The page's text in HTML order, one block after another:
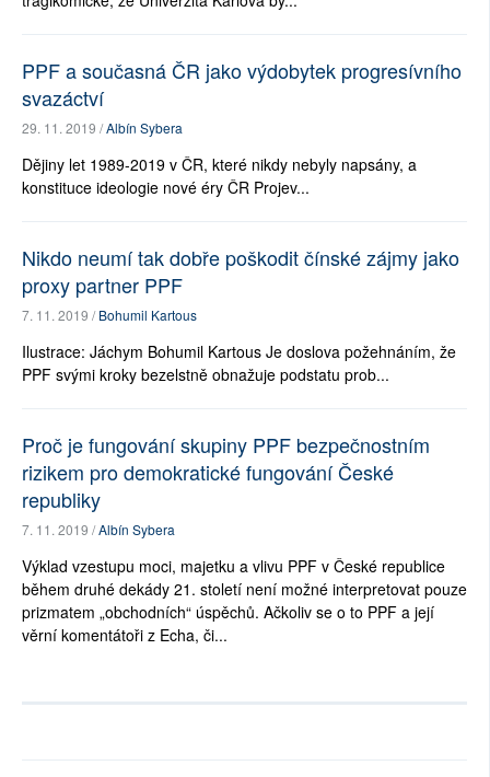
PPF a současná ČR jako výdobytek progresívního
svazáctví
29. 11. 2019 /Albín Sybera
Dějiny let 1989-2019 v ČR, které nikdy nebyly napsány, a
konstituce ideologie nové éry ČR Projev...
Nikdo neumí tak dobře poškodit čínské zájmy jako
proxy partner PPF
7. 11. 2019 /Bohumil Kartous
Ilustrace: Jáchym Bohumil Kartous Je doslova požehnáním, že
PPF svými kroky bezelstně obnažuje podstatu prob...
Proč je fungování skupiny PPF bezpečnostním
rizikem pro demokratické fungování České
republiky
7. 11. 2019 /Albín Sybera
Výklad vzestupu moci, majetku a vlivu PPF v České republice
během druhé dekády 21. století není možné interpretovat pouze
prizmatem „obchodních“ úspěchů. Ačkoliv se o to PPF a její
věrní komentátoři z Echa, či...